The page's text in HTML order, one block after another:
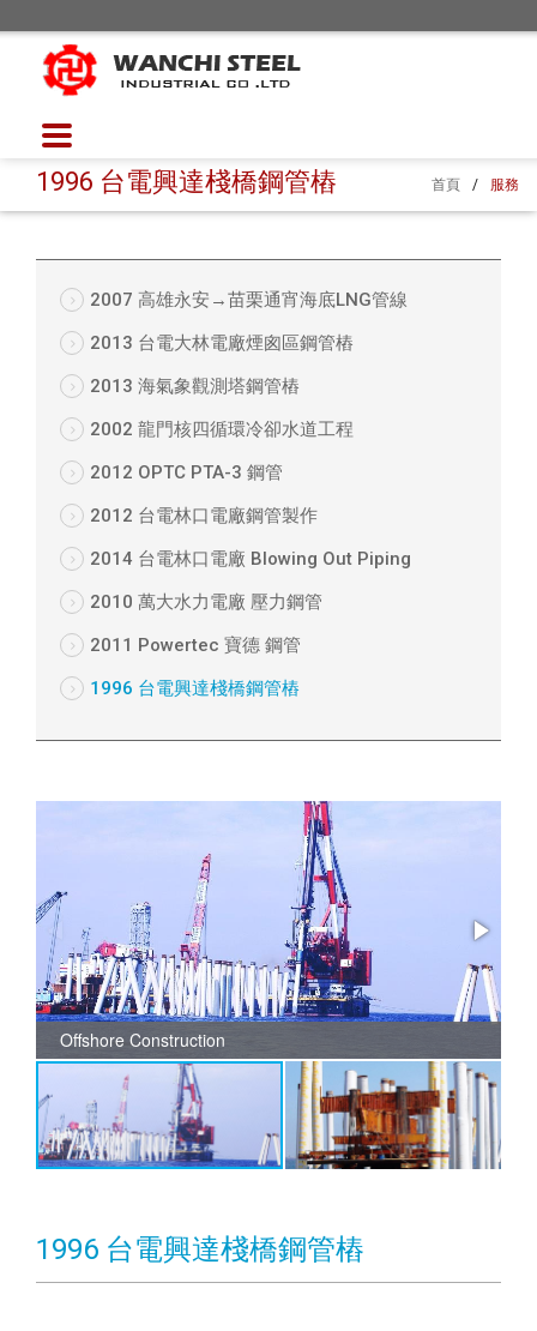
1996 台電興達棧橋鋼管樁 首頁 / 服務
2007 高雄永安→苗栗通宵海底LNG管線
2013 台電大林電廠煙囪區鋼管樁
2013 海氣象觀測塔鋼管樁
2002 龍門核四循環冷卻水道工程
2012 OPTC PTA-3 鋼管
2012 台電林口電廠鋼管製作
2014 台電林口電廠 Blowing Out Piping
2010 萬大水力電廠 壓力鋼管
2011 Powertec 寶德 鋼管
1996 台電興達棧橋鋼管樁
Offshore Construction
1996 台電興達棧橋鋼管樁